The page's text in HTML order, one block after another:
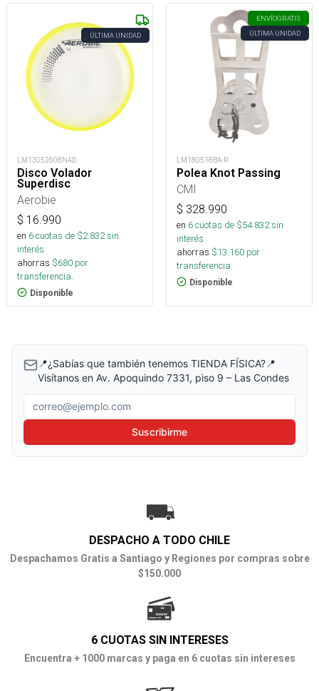
ÚLTIMA UNIDAD
LM13052608NAD
Disco Volador
Superdisc
Aerobie
$ 16.990
en 6cuotas de $2.832sin
interés
ahorras $680 por
transferencia.
Disponible
ENVÍOGRATIS
ÚLTIMA UNIDAD
LM180518BA-R
Polea Knot Passing
CMI
$ 328.990
en 6cuotas de $54.832sin
interés
ahorras $13.160 por
transferencia.
Disponible
📍¿Sabías que también tenemos TIENDA FÍSICA?📍
Visítanos en Av. Apoquindo 7331, piso 9 – Las Condes
Correo electrónico
Suscribirme
DESPACHO A TODO CHILE
Despachamos Gratis a Santiago y Regiones por compras sobre
$150.000
6 CUOTAS SIN INTERESES
Encuentra + 1000 marcas y paga en 6 cuotas sin intereses